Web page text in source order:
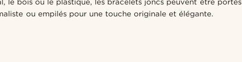
le bois ou le plastique, les bracelets joncs peuvent être portés
ou empilés pour une touche originale et élégante.